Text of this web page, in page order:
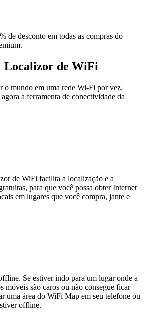
de desconto em todas as compras do
Localizor de WiFi
o mundo em uma rede Wi-Fi por vez.
a ferramenta de conectividade da
de WiFi facilita a localização e a
para que você possa obter Internet
em lugares que você compra, jante e
Se estiver indo para um lugar onde a
móveis são caros ou não consegue ficar
uma área do WiFi Map em seu telefone ou
offline.